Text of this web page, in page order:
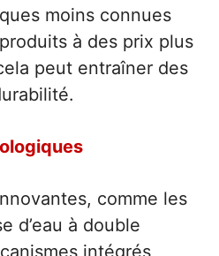
moins connues
à des prix plus
peut entraîner des
comme les
d’eau à double
intégrés